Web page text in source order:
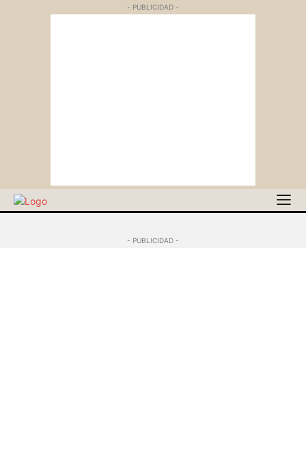
- PUBLICIDAD -
- PUBLICIDAD -